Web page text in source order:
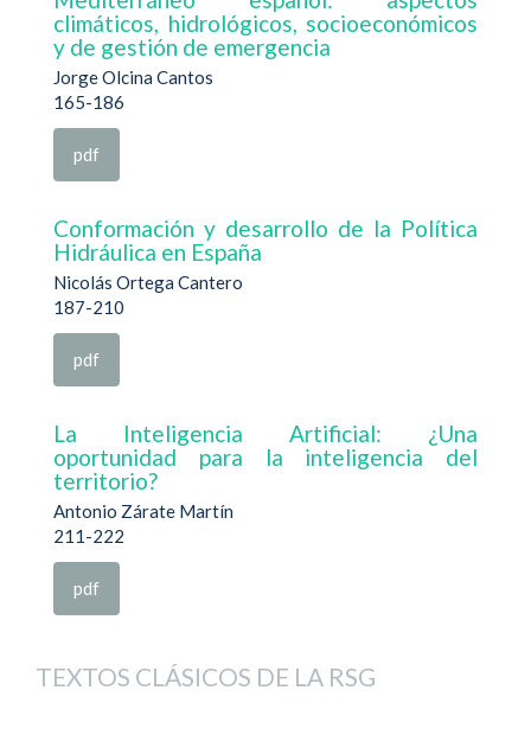
climáticos, hidrológicos, socioeconómicos
y de gestión de emergencia
Jorge Olcina Cantos
165-186
pdf
Conformación y desarrollo de la Política
Hidráulica en España
Nicolás Ortega Cantero
187-210
pdf
La Inteligencia Artificial: ¿Una
oportunidad para la inteligencia del
territorio?
Antonio Zárate Martín
211-222
pdf
TEXTOS CLÁSICOS DE LA RSG